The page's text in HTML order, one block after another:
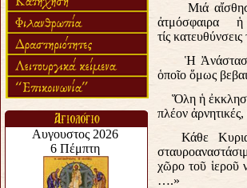
Μιά
ἀτμόσφαιρα
τίς
Ἡ
ὁποῖο ὅμως
Ὅλη ἡ
πλέον
Κάθε
χῶρο τοῦ ἱεροῦ
….»